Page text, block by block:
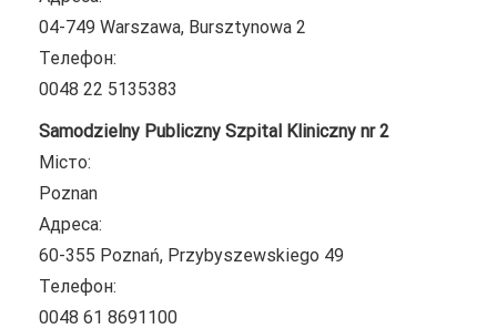
04-749 Warszawa, Bursztynowa 2
Телефон:
0048 22 5135383
Samodzielny Publiczny Szpital Kliniczny nr 2
Місто:
Poznan
Адреса:
60-355 Poznań, Przybyszewskiego 49
Телефон:
0048 61 8691100